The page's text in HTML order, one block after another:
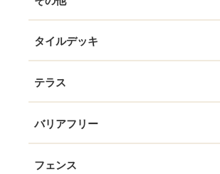
タイルデッキ
テラス
バリアフリー
フェンス